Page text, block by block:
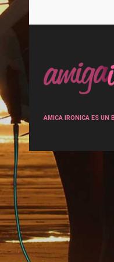
AMICA IRONICA ES